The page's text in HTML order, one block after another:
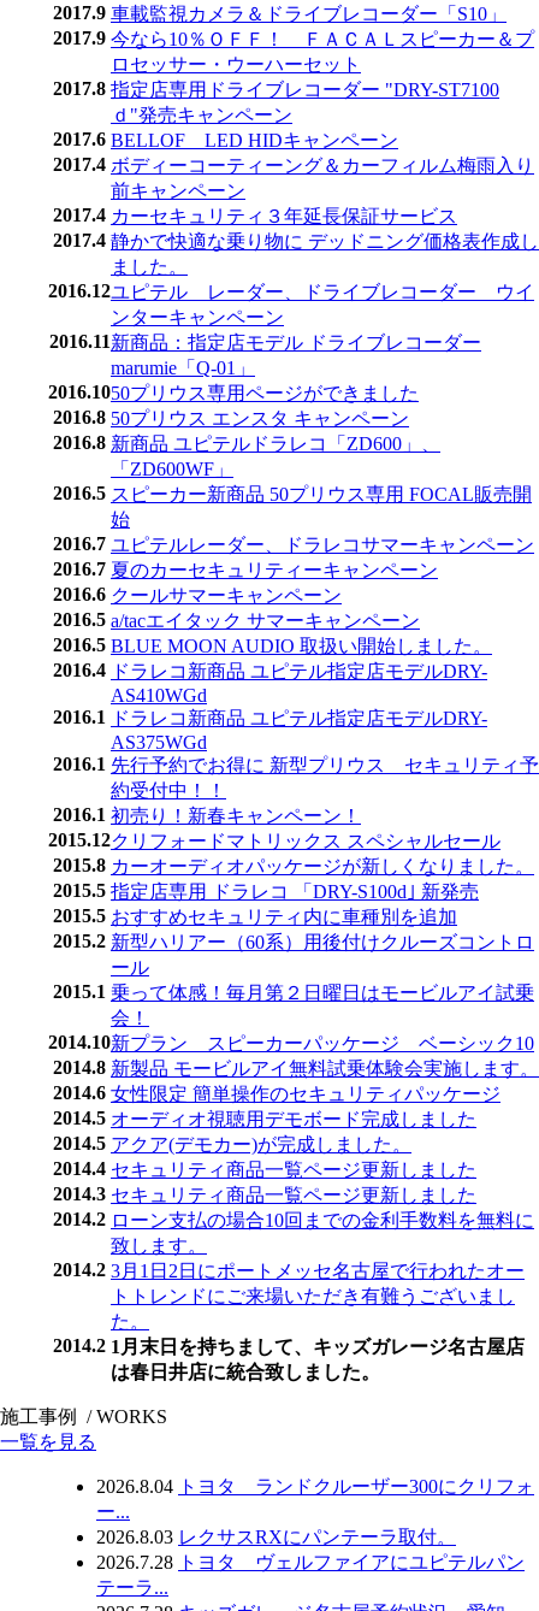
2017.9 車載監視カメラ＆ドライブレコーダー「S10」
2017.9 今なら10％ＯＦＦ！ ＦＡＣＡＬスピーカー＆プ
ロセッサー・ウーハーセット
2017.8 指定店専用ドライブレコーダー "DRY-ST7100
ｄ"発売キャンペーン
2017.6 BELLOF LED HIDキャンペーン
2017.4 ボディーコーティーング＆カーフィルム梅雨入り
前キャンペーン
2017.4 カーセキュリティ３年延長保証サービス
2017.4 静かで快適な乗り物に デッドニング価格表作成し
ました。
2016.12ユピテル レーダー、ドライブレコーダー ウイ
ンターキャンペーン
2016.11新商品：指定店モデル ドライブレコーダー
marumie「Q-01」
2016.1050プリウス専用ページができました
2016.8 50プリウス エンスタ キャンペーン
2016.8 新商品 ユピテルドラレコ「ZD600」、
「ZD600WF」
2016.5 スピーカー新商品 50プリウス専用 FOCAL販売開
始
2016.7 ユピテルレーダー、ドラレコサマーキャンペーン
2016.7 夏のカーセキュリティーキャンペーン
2016.6 クールサマーキャンペーン
2016.5 a/tacエイタック サマーキャンペーン
2016.5 BLUE MOON AUDIO 取扱い開始しました。
2016.4 ドラレコ新商品 ユピテル指定店モデルDRY-
AS410WGd
2016.1
ドラレコ新商品 ユピテル指定店モデルDRY-
AS375WGd
2016.1 先行予約でお得に 新型プリウス セキュリティ予
約受付中！！
2016.1 初売り！新春キャンペーン！
2015.12クリフォードマトリックス スペシャルセール
2015.8 カーオーディオパッケージが新しくなりました。
2015.5 指定店専用 ドラレコ 「DRY-S100d｣ 新発売
2015.5 おすすめセキュリティ内に車種別を追加
2015.2 新型ハリアー（60系）用後付けクルーズコントロ
ール
2015.1 乗って体感！毎月第２日曜日はモービルアイ試乗
会！
2014.10新プラン スピーカーパッケージ ベーシック10
2014.8 新製品 モービルアイ無料試乗体験会実施します。
2014.6 女性限定 簡単操作のセキュリティパッケージ
2014.5 オーディオ視聴用デモボード完成しました
2014.5 アクア(デモカー)が完成しました。
2014.4 セキュリティ商品一覧ページ更新しました
2014.3 セキュリティ商品一覧ページ更新しました
2014.2 ローン支払の場合10回までの金利手数料を無料に
致します。
2014.2 3月1日2日にポートメッセ名古屋で行われたオー
トトレンドにご来場いただき有難うございまし
た。
2014.2 1月末日を持ちまして、キッズガレージ名古屋店
は春日井店に統合致しました。
施工事例
/ WORKS
一覧を見る
2026.8.04 トヨタ ランドクルーザー300にクリフォ
ー...
2026.8.03 レクサスRXにパンテーラ取付。
2026.7.28 トヨタ ヴェルファイアにユピテルパン
テーラ...